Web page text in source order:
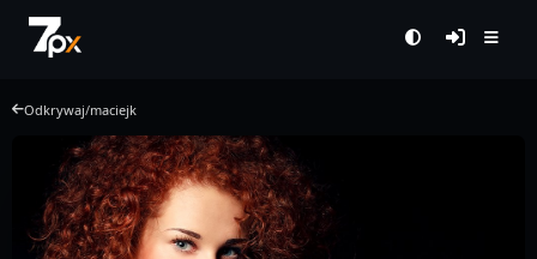
Odkrywaj/maciejk